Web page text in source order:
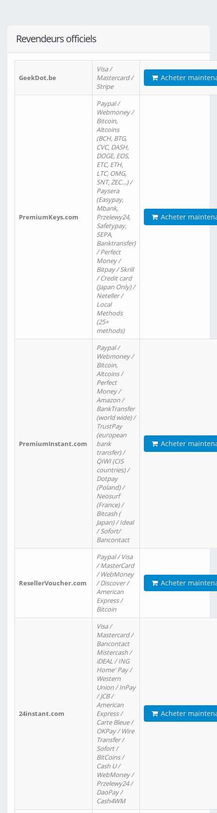
Revendeurs officiels
GeekDot.be
Visa /
Mastercard /
Stripe
Acheter
PremiumKeys.com
Paypal /
Webmoney /
Bitcoin,
Altcoins
(BCH, BTG,
CVC, DASH,
DOGE, EOS,
ETC, ETH,
LTC, OMG,
SNT, ZEC…) /
Paysera
(Easypay,
Mbank,
Przelewy24,
Safetypay,
SEPA,
Banktransfer)
/ Perfect
Money /
Bitpay / Skrill
/ Credit card
(Japan Only) /
Neteller /
Local
Methods
(25+
methods)
Acheter
PremiumInstant.com
Paypal /
Webmoney /
Bitcoin,
Altcoins /
Perfect
Money /
Amazon /
BankTransfer
(world wide) /
TrustPay
(european
bank
transfer) /
QIWI (CIS
countries) /
Dotpay
(Poland) /
Neosurf
(France) /
Bitcash (
Japan) / Ideal
/ Sofort/
Bancontact
Acheter
ResellerVoucher.com
Paypal / Visa
/ MasterCard
/ WebMoney
/ Discover /
American
Express /
Bitcoin
Acheter
24instant.com
Visa /
Mastercard /
Bancontact
Mistercash /
iDEAL / ING
Home' Pay /
Western
Union / InPay
/ JCB /
American
Express /
Carte Bleue /
OKPay / Wire
Transfer /
Sofort /
BitCoins /
Cash U /
WebMoney /
Przelewy24 /
DaoPay /
Cash4WM
Acheter